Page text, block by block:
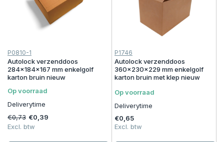
P0810-1
Autolock verzenddoos
284x184x167 mm enkelgolf
karton bruin nieuw
Op voorraad
Deliverytime
€0,73 €0,39
Excl. btw
P1746
Autolock verzenddoos
360x230x229 mm enkelgolf
karton bruin met klep nieuw
Op voorraad
Deliverytime
€0,65
Excl. btw